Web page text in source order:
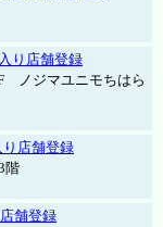
り店舗登録
ノジマユニモちはら
り店舗登録
階
舗登録